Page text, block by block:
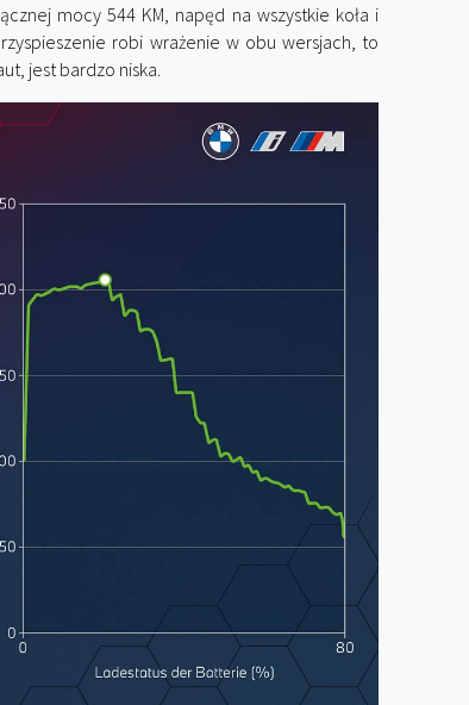
mocy 544 KM, napęd na wszystkie koła i
robi wrażenie w obu wersjach, to
jest bardzo niska.